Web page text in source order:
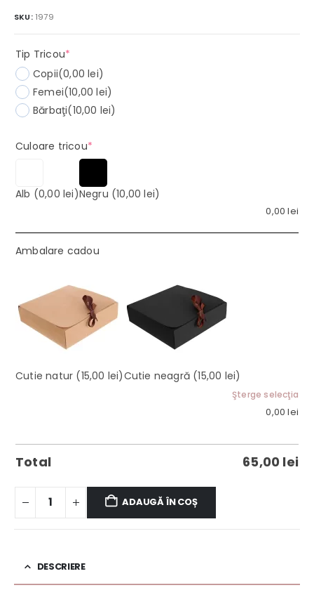
SKU: 1979
Tip Tricou*
Copii(0,00 lei)
Femei(10,00 lei)
Bărbaţi(10,00 lei)
Culoare tricou*(required)
Alb (0,00 lei)Negru (10,00 lei)
0,00lei
Ambalare cadou
Cutie natur (15,00 lei)Cutie neagră (15,00 lei)
Şterge selecţia
0,00lei
Total 65,00 lei
ADAUGĂ ÎN COȘ
DESCRIERE